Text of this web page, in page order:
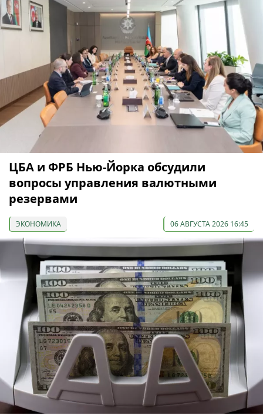
ЦБА и ФРБ Нью-Йорка обсудили
вопросы управления валютными
резервами
ЭКОНОМИКА 06 АВГУСТА 2026 16:45